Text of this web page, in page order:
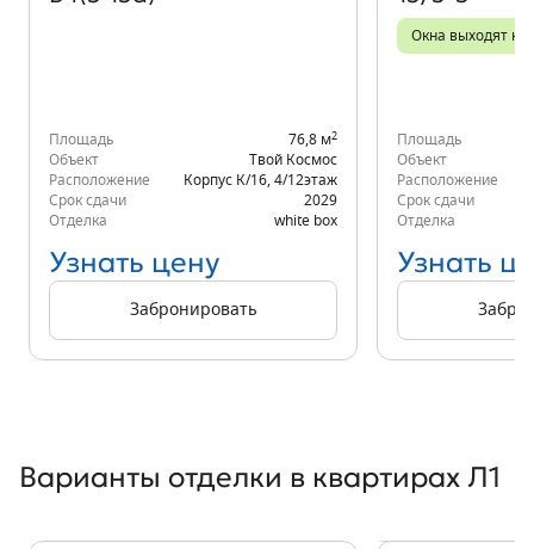
Площадь 76,8 м2
Объект
Твой Космос
Расположение
Корпус К/16 4/12этаж
Срок сдачи
2029
Отделка
white box
Узнать цену
Забронировать
Окна выходят на
Площадь
Объект
Расположение
Срок сдачи
Отделка
Узнать
Варианты отделки в квартирах Л1